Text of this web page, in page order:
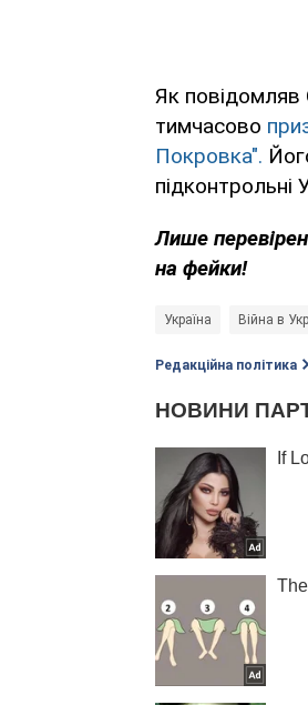
Як повідомляв
тимчасово
Покровка".
підконтрольні
Лише
на фейки!
Україна Війна в
Редакційна політика